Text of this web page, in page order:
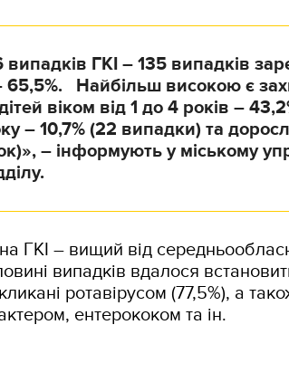
випадків ГКІ – 135 випадків
65,5%. Найбільш високою є
віком від 1 до 4 років –
– 10,7% (22 випадки) та
– інформують у міському
ГКІ – вищий від
випадків вдалося
ротавірусом (77,5%), а
ентерококом та ін.